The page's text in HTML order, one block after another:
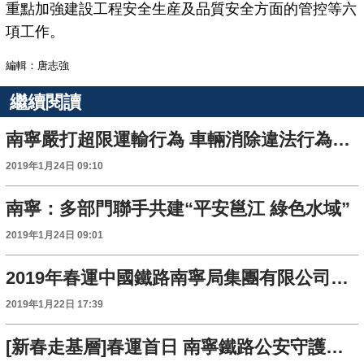
重點加強建設工程安全生産及品質安全方面的管控等六
項工作。
編輯：唐志強
繼續閱讀
南寧嚴打超限運輸行為 車輛消除違法行為後才能放行
2019年1月24日 09:10
南寧：多部門聯手共建“平安邕江 綠色水域”
2019年1月24日 09:01
2019年春運中國鐵路南寧局集團有限公司預計發送旅客1400萬人次
2019年1月22日 17:39
[新春走基層]春運首日 南寧鐵路公安守護回家路